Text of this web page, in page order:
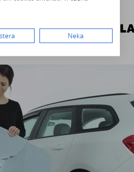
MONTERING AV
Neka